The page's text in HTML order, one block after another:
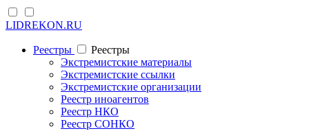
LIDREKON.RU
Реестры
Реестры
Экстремистские материалы
Экстремистские ссылки
Экстремистские организации
Реестр иноагентов
Реестр НКО
Реестр СОНКО